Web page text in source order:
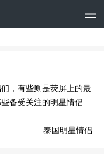
，有些则是荧屏上的最
备受关注的明星情侣
-泰国明星情侣